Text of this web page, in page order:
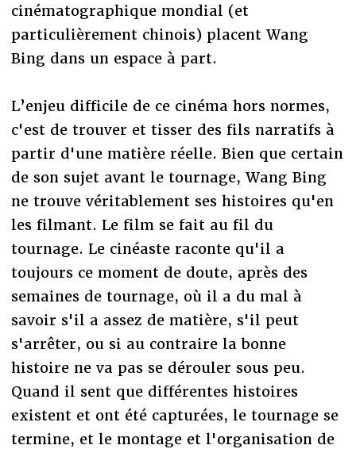
cinématographique mondial (et
particulièrement chinois) placent Wang
Bing dans un espace à part.
L’enjeu difficile de ce cinéma hors normes,
c'est de trouver et tisser des fils narratifs à
partir d'une matière réelle. Bien que certain
de son sujet avant le tournage, Wang Bing
ne trouve véritablement ses histoires qu'en
les filmant. Le film se fait au fil du
tournage. Le cinéaste raconte qu'il a
toujours ce moment de doute, après des
semaines de tournage, où il a du mal à
savoir s'il a assez de matière, s'il peut
s'arrêter, ou si au contraire la bonne
histoire ne va pas se dérouler sous peu.
Quand il sent que différentes histoires
existent et ont été capturées, le tournage se
termine, et le montage et l'organisation de